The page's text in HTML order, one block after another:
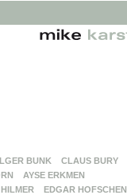
BUNK
CLAUS BURY
AYSE ERKMEN
EDGAR HOFSCHEN